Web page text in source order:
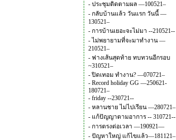
- ประชุมติดตามผล —100521–
- กลับบ้านแล้ว วันแรก วันนี้ —
130521–
- การบ้านเยอะจะไม่มา --210521--
- ไม่พยายามที่จะมาทำงาน —
210521–
- ฟางเส้นสุดท้าย ทบทวนอีกรอบ
~310521–
-ปิดเทอม ทำงาน? —070721–
- Record holiday GG —250621-
180721–
- friday --230721--
- หลานชาย ไม่ไปเรียน —280721–
- แก้ปัญญาตามอาการ -- 310721--
- การตรงต่อเวลา —190921—
- ปัญหาใหญ่ แก้ไขแล้ว—181121–